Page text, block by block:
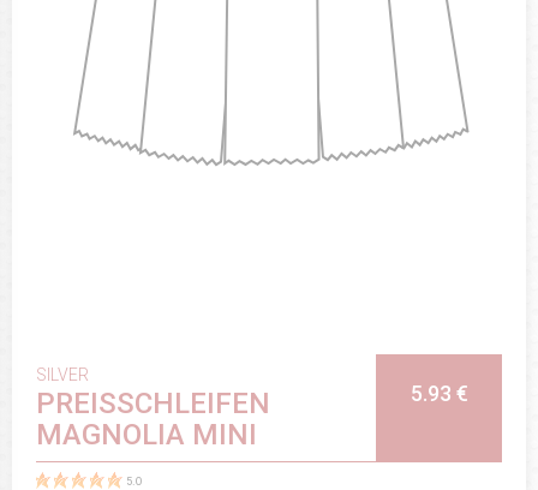
SILVER
PREISSCHLEIFEN
MAGNOLIA MINI
5.93 €
5.0